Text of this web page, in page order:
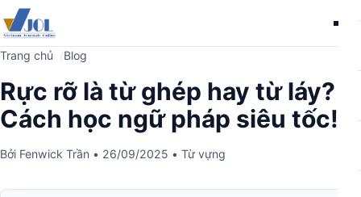
Trang chủ Blog
Rực rỡ là từ ghép hay từ láy?
Cách học ngữ pháp siêu tốc!
Bởi Fenwick Trần • 26/09/2025 • Từ vựng